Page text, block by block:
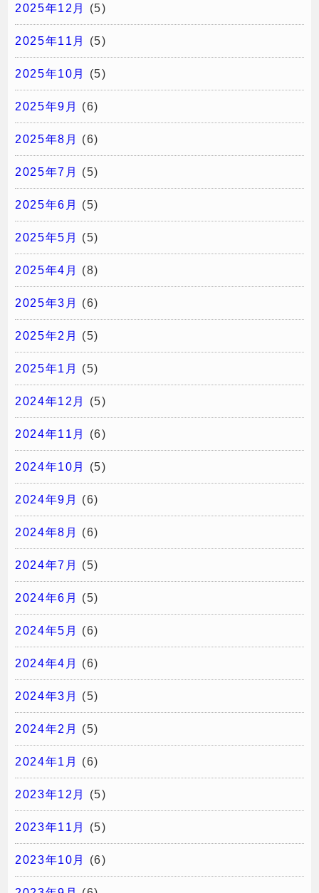
2025年12月 (5)
2025年11月 (5)
2025年10月 (5)
2025年9月 (6)
2025年8月 (6)
2025年7月 (5)
2025年6月 (5)
2025年5月 (5)
2025年4月 (8)
2025年3月 (6)
2025年2月 (5)
2025年1月 (5)
2024年12月 (5)
2024年11月 (6)
2024年10月 (5)
2024年9月 (6)
2024年8月 (6)
2024年7月 (5)
2024年6月 (5)
2024年5月 (6)
2024年4月 (6)
2024年3月 (5)
2024年2月 (5)
2024年1月 (6)
2023年12月 (5)
2023年11月 (5)
2023年10月 (6)